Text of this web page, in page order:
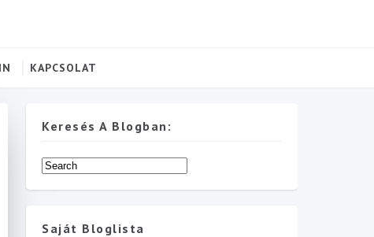
KAPCSOLAT
Keresés A Blogban:
Saját Bloglista